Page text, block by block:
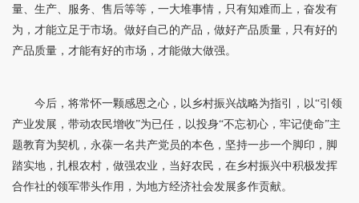
量、生产、服务、售后等等，一大堆事情，只有知难而上，奋发有
为，才能立足于市场。做好自己的产品，做好产品质量，只有好的
产品质量，才能有好的市场，才能做大做强。
今后，将常怀一颗感恩之心，以乡村振兴战略为指引，以“引领
产业发展，带动农民增收”为已任，以投身“不忘初心，牢记使命”主
题教育为契机，永葆一名共产党员的本色，坚持一步一个脚印，脚
踏实地，扎根农村，做强农业，当好农民，在乡村振兴中积极发挥
合作社的领军带头作用，为地方经济社会发展多作贡献。